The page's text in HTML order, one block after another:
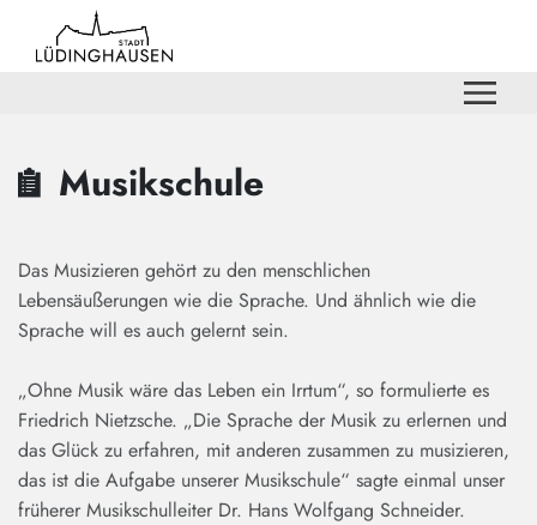
Zum Header
Zum Hauptinhalt
Zum Footer
Zum Hauptinhalt springen
Musikschule
Das Musizieren gehört zu den menschlichen
Lebensäußerungen wie die Sprache. Und ähnlich wie die
Sprache will es auch gelernt sein.
„Ohne Musik wäre das Leben ein Irrtum“, so formulierte es
Friedrich Nietzsche. „Die Sprache der Musik zu erlernen und
das Glück zu erfahren, mit anderen zusammen zu musizieren,
das ist die Aufgabe unserer Musikschule“ sagte einmal unser
früherer Musikschulleiter Dr. Hans Wolfgang Schneider.